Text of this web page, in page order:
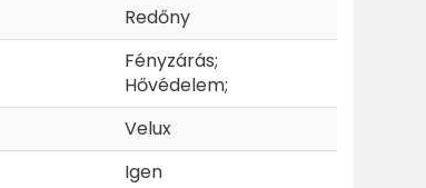
Redőny
Fényzárás;
Hővédelem;
Velux
Igen